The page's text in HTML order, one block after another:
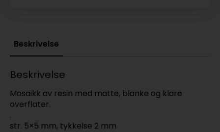
Beskrivelse
Beskrivelse
Mosaikk av resin med matte, blanke og klare
overflater.
.
str. 5×5 mm, tykkelse 2 mm